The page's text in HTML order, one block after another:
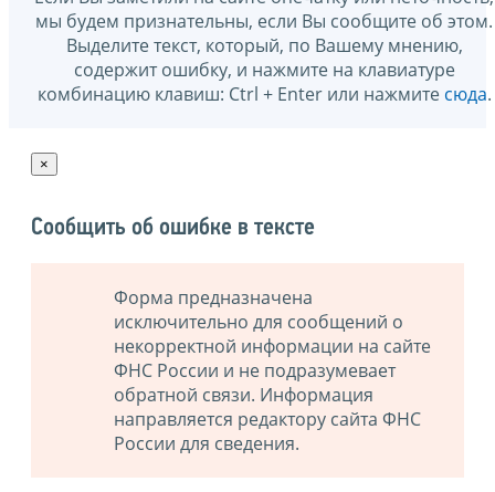
мы будем признательны, если Вы сообщите об этом.
Выделите текст, который, по Вашему мнению,
содержит ошибку, и нажмите на клавиатуре
комбинацию клавиш: Ctrl + Enter или нажмите сюда.
×
Сообщить об ошибке в тексте
Форма предназначена
исключительно для сообщений о
некорректной информации на сайте
ФНС России и не подразумевает
обратной связи. Информация
направляется редактору сайта ФНС
России для сведения.